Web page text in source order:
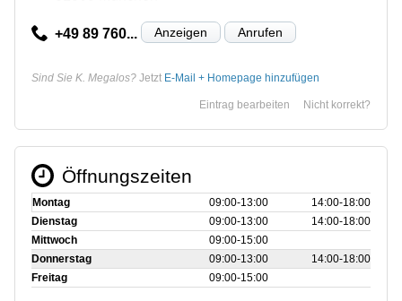
+49 89 760... Anzeigen Anrufen
Sind Sie K. Megalos? Jetzt E-Mail + Homepage hinzufügen
Nicht korrekt?
Eintrag bearbeiten
Öffnungszeiten
Montag 09:00‑13:00
14:00‑18:00
Dienstag
09:00‑13:00
14:00‑18:00
Mittwoch
09:00‑15:00
Donnerstag
09:00‑13:00
14:00‑18:00
Freitag
09:00‑15:00